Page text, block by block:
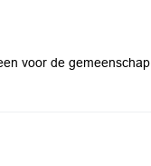
voor de gemeenschap